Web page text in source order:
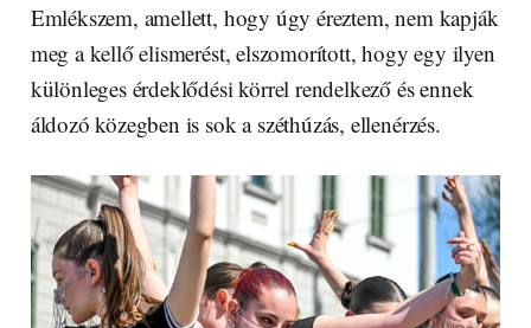
Emlékszem, amellett, hogy úgy éreztem, nem kapják
meg a kellő elismerést, elszomorított, hogy egy ilyen
különleges érdeklődési körrel rendelkező és ennek
áldozó közegben is sok a széthúzás, ellenérzés.